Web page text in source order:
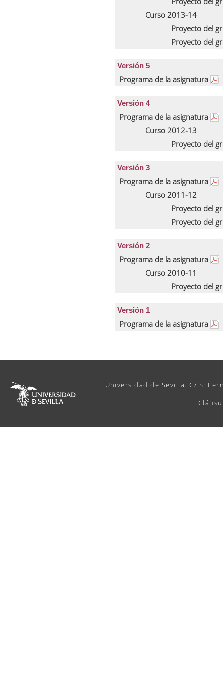
Curso 2013-14
Proyecto del
Proyecto del
Versión 5
Programa de la asignatura
Versión 4
Programa de la asignatura
Curso 2012-13
Proyecto del
Versión 3
Programa de la asignatura
Curso 2011-12
Proyecto del
Proyecto del
Versión 2
Programa de la asignatura
Curso 2010-11
Proyecto del
Versión 1
Programa de la asignatura
Universidad de Sevilla. C/ S.